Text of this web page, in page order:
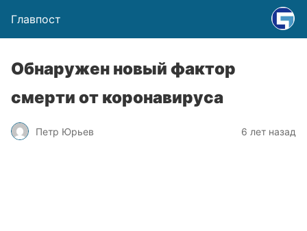
Главпост
Обнаружен новый фактор
смерти от коронавируса
Петр Юрьев 6 лет назад